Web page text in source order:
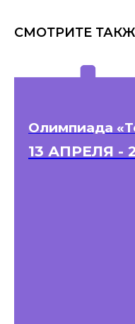
СМОТРИТЕ
Олимпиада
13 АПРЕЛЯ -